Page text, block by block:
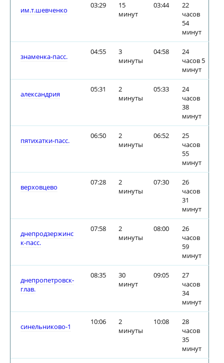
им.т.шевченко
03:29
15
минут
03:44
22
часов
54
минут
знаменка-пасс.
04:55
3
минуты
04:58
24
часов 5
минут
александрия
05:31
2
минуты
05:33
24
часов
38
минут
пятихатки-пасс.
06:50
2
минуты
06:52
25
часов
55
минут
верховцево
07:28
2
минуты
07:30
26
часов
31
минут
днепродзержинс
к-пасс.
07:58
2
минуты
08:00
26
часов
59
минут
днепропетровск-
глав.
08:35
30
минут
09:05
27
часов
34
минут
синельниково-1
10:06
2
минуты
10:08
28
часов
35
минут